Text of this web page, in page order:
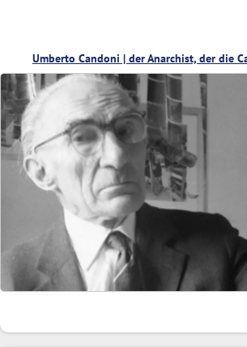
Umberto Candoni | der Anarchist, der die
fotografierte